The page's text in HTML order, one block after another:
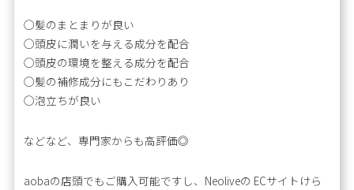
◯髪のまとまりが良い
◯頭皮に潤いを与える成分を配合
◯頭皮の環境を整える成分を配合
◯髪の補修成分にもこだわりあり
◯泡立ちが良い
などなど、専門家からも高評価◎
aobaの店頭でもご購入可能ですし、Neoliveの ECサイトけら